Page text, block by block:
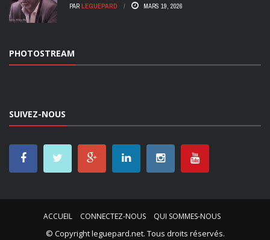
PAR LEGUEPARD MARS 19, 2026
PHOTOSTREAM
SUIVEZ-NOUS
ACCUEIL CONNECTEZ-NOUS QUI SOMMES-NOUS
© Copyrightleguepard.net. Tous droits réservés.